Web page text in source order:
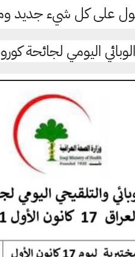
على كل شيء جديد
اليومي لجائحة